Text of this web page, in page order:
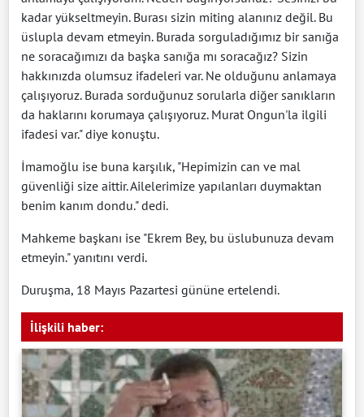
kadar yükseltmeyin. Burası sizin miting alanınız değil. Bu
üslupla devam etmeyin. Burada sorguladığımız bir sanığa
ne soracağımızı da başka sanığa mı soracağız? Sizin
hakkınızda olumsuz ifadeleri var. Ne olduğunu anlamaya
çalışıyoruz. Burada sorduğunuz sorularla diğer sanıkların
da haklarını korumaya çalışıyoruz. Murat Ongun'la ilgili
ifadesi var." diye konuştu.
İmamoğlu ise buna karşılık, "Hepimizin can ve mal
güvenliği size aittir. Ailelerimize yapılanları duymaktan
benim kanım dondu." dedi.
Mahkeme başkanı ise "Ekrem Bey, bu üslubunuza devam
etmeyin." yanıtını verdi.
Duruşma, 18 Mayıs Pazartesi gününe ertelendi. ​​​​​​​
İlişkili haber: